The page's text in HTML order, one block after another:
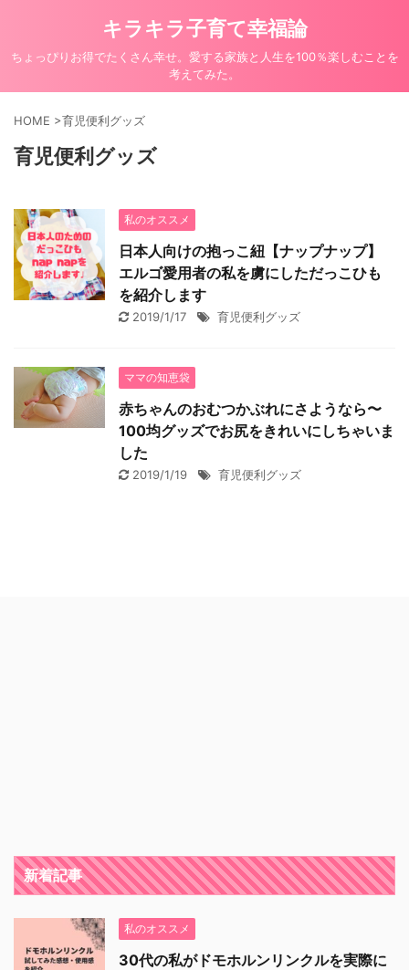
キラキラ子育て幸福論
ちょっぴりお得でたくさん幸せ。愛する家族と人生を100％楽しむことを
考えてみた。
HOME >育児便利グッズ
育児便利グッズ
私のオススメ
日本人向けの抱っこ紐【ナップナップ】
エルゴ愛用者の私を虜にしただっこひも
を紹介します
2019/1/17 育児便利グッズ
ママの知恵袋
赤ちゃんのおむつかぶれにさようなら〜
100均グッズでお尻をきれいにしちゃいま
した
2019/1/19 育児便利グッズ
新着記事
私のオススメ
30代の私がドモホルンリンクルを実際に